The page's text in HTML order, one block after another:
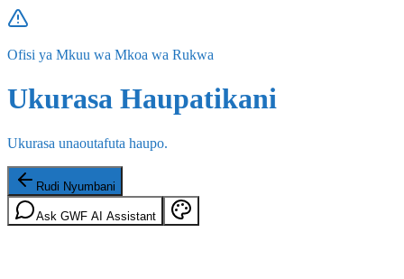
Ofisi ya Mkuu wa Mkoa wa Rukwa
Ukurasa Haupatikani
Ukurasa unaoutafuta haupo.
Rudi Nyumbani
Ask GWF AI Assistant